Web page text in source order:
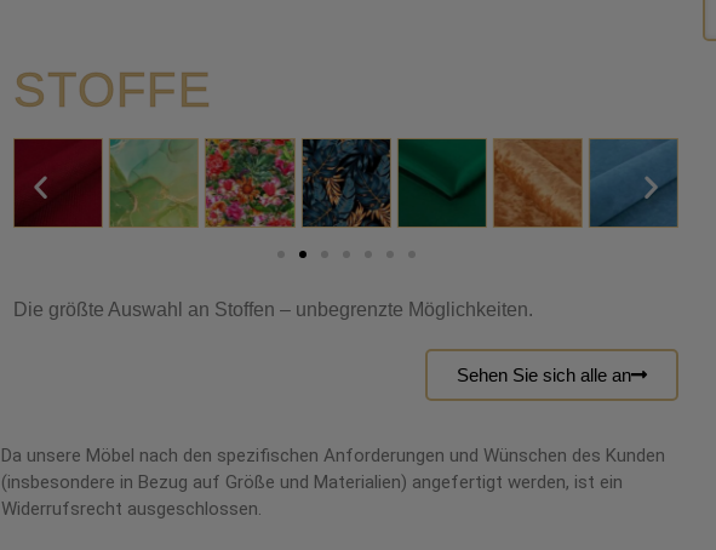
STOFFE
Die größte Auswahl an Stoffen – unbegrenzte Möglichkeiten.
Sehen Sie sich alle an
Da unsere Möbel nach den spezifischen Anforderungen und Wünschen des Kunden
(insbesondere in Bezug auf Größe und Materialien) angefertigt werden, ist ein
Widerrufsrecht ausgeschlossen.